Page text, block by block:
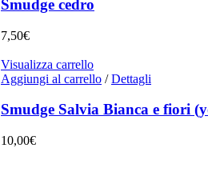
Smudge cedro
7,50€
Visualizza carrello
Aggiungi al carrello / Dettagli
Smudge Salvia Bianca e fiori
10,00€